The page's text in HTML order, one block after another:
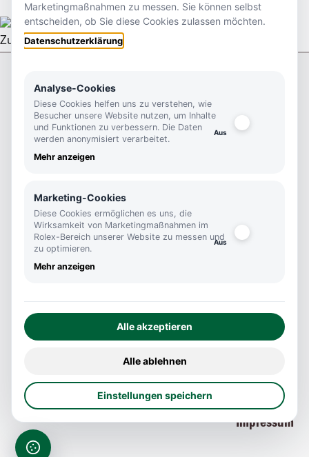
Zurück nach oben
FooterKontakt
Kutter 1825
Königstraße 46
70173 Stuttgart
info@kutter1825.de
+0711 290460
Öffnungszeiten
10:00 - 18:45
10:00 - 16:00
Datenschutz
Impressum
Marketingmaßnahmen zu messen. Sie können selbst
entscheiden, ob Sie diese Cookies zulassen möchten.
Datenschutzerklärung
Analyse-Cookies
Diese Cookies helfen uns zu verstehen, wie
Besucher unsere Website nutzen, um Inhalte
und Funktionen zu verbessern. Die Daten
werden anonymisiert verarbeitet.
Mehr anzeigen
Marketing-Cookies
Diese Cookies ermöglichen es uns, die
Wirksamkeit von Marketingmaßnahmen im
Rolex-Bereich unserer Website zu messen und
zu optimieren.
Mehr anzeigen
Alle akzeptieren
Alle ablehnen
Einstellungen speichern